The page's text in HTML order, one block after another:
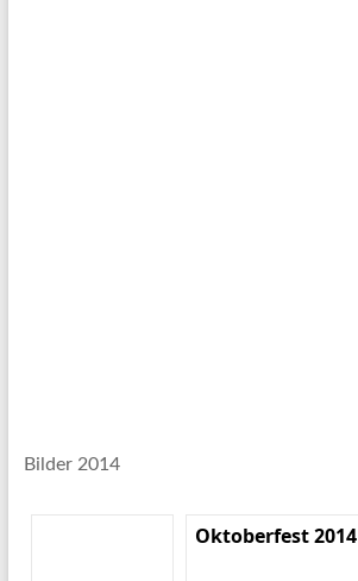
Bilder 2014
Oktoberfest 2014